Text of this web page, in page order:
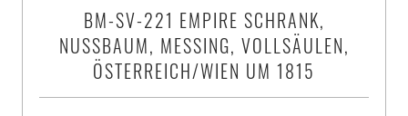
BM-SV-221 EMPIRE SCHRANK,
NUSSBAUM, MESSING, VOLLSÄULEN,
ÖSTERREICH/WIEN UM 1815